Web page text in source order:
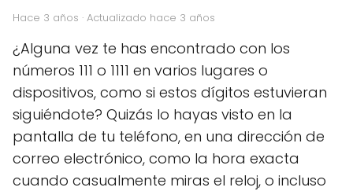
hace 3 años · Actualizado hace 3 años
¿Alguna vez te has encontrado con los
números 111 o 1111 en varios lugares o
dispositivos, como si estos dígitos estuvieran
siguiéndote? Quizás lo hayas visto en la
pantalla de tu teléfono, en una dirección de
correo electrónico, como la hora exacta
cuando casualmente miras el reloj, o incluso